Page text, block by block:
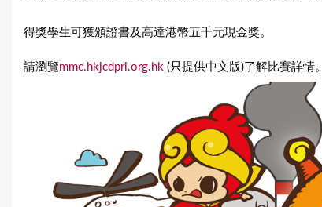
得獎學生可獲頒證書及高達港幣五千元現金獎。
請瀏覽mmc.hkjcdpri.org.hk (只提供中文版)了解比賽詳情。